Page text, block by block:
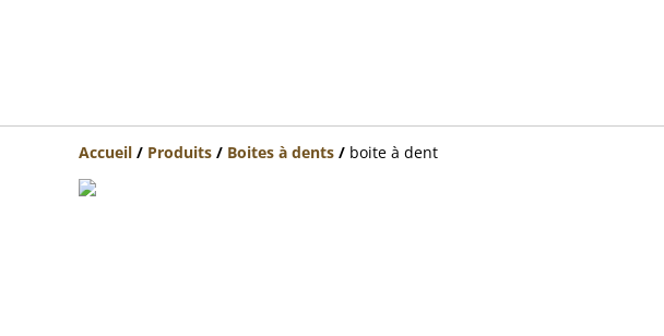
Accueil / Produits / Boites à dents / boite à dent